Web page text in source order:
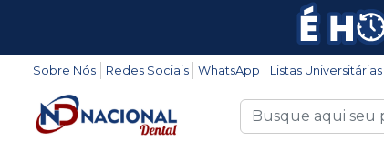
Sobre Nós Redes Sociais WhatsApp Listas Universitárias